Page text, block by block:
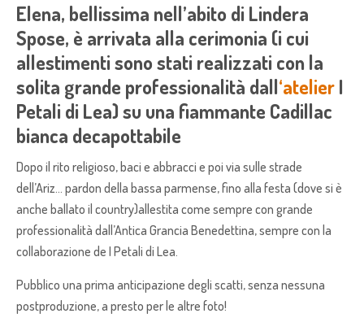
Elena, bellissima nell’abito di Lindera
Spose, è arrivata alla cerimonia (i cui
allestimenti sono stati realizzati con la
solita grande professionalità dall‘atelierI
Petali di Lea) su una fiammante Cadillac
bianca decapottabile
Dopo il rito religioso, baci e abbracci e poi via sulle strade
dell’Ariz… pardon della bassa parmense, fino alla festa (dove si è
anche ballato il country)allestita come sempre con grande
professionalità dall’Antica Grancia Benedettina, sempre con la
collaborazione de I Petali di Lea.
Pubblico una prima anticipazione degli scatti, senza nessuna
postproduzione, a presto per le altre foto!